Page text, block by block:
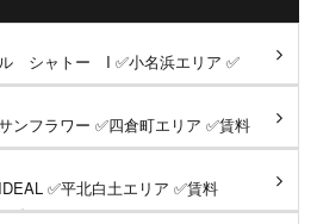
ル シャトー I ✅小名浜エリア ✅
...
ンフラワー ✅四倉町エリア ✅賃料
✅平北白土エリア ✅賃料
ト》...